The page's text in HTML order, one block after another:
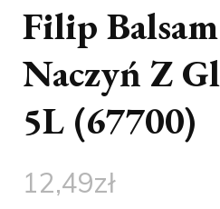
Filip
Naczyń Z
5L (67700)
12,49zł